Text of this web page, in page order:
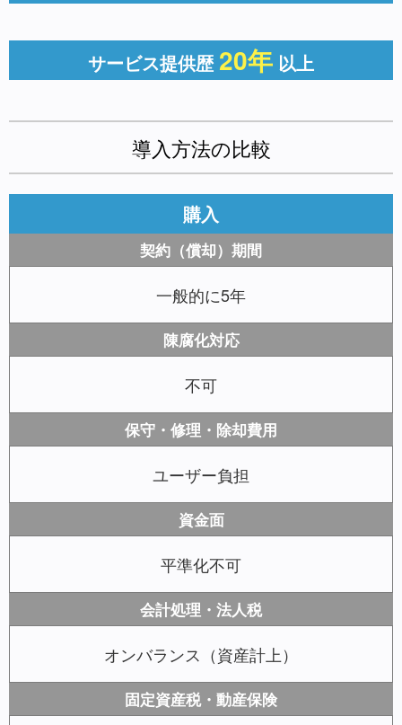
サービス提供歴 20年 以上
導入方法の比較
購入
契約（償却）期間
一般的に5年
陳腐化対応
不可
保守・修理・除却費用
ユーザー負担
資金面
平準化不可
会計処理・法人税
オンバランス（資産計上）
固定資産税・動産保険